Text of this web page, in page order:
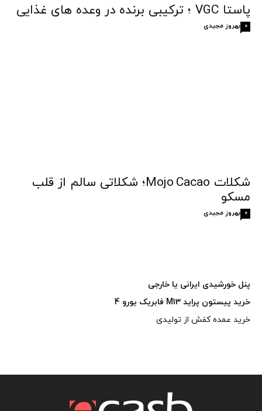
پاستا VGC ؛ ترکیبی برنده در وعده های غذایی
بهروز مجیدی 0
شکلات Mojo Cacao؛ شکلاتی سالم از قلب
مسکو
بهروز مجیدی 0
پنل خورشیدی ایرانی یا خارجی
خرید پیستون پراید M13 فابریک یورو 4
خرید عمده کفش از تولیدی